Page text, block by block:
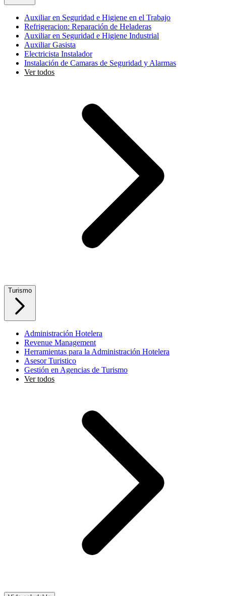
Auxiliar en Seguridad e Higiene en el Trabajo
Refrigeracion: Reparación de Heladeras
Auxiliar en Seguridad e Higiene Industrial
Auxiliar Gasista
Electricista Instalador
Instalación de Camaras de Seguridad y Alarmas
Ver todos
Turismo
Administración Hotelera
Revenue Management
Herramientas para la Administración Hotelera
Asesor Turistico
Gestión en Agencias de Turismo
Ver todos